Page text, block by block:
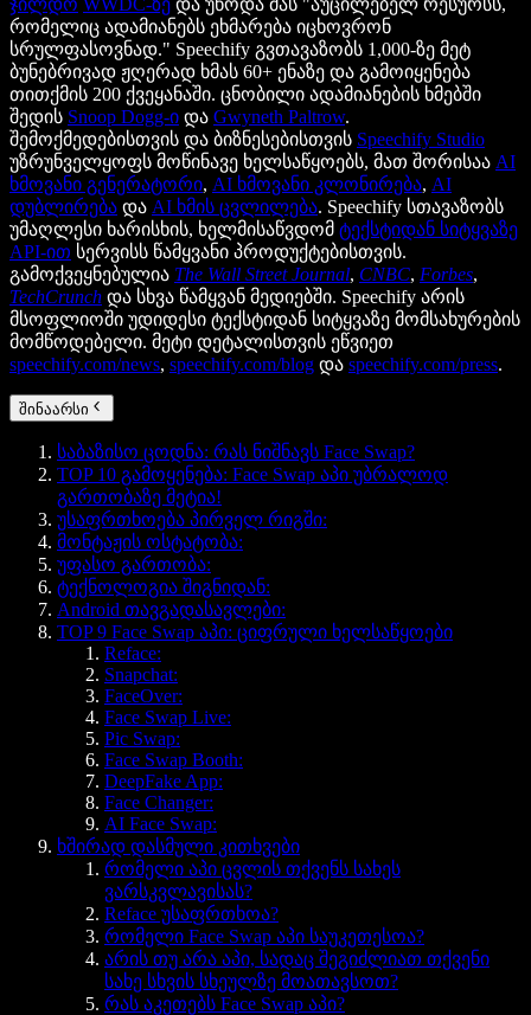
ჯილდო WWDC-ზე და უწოდა მას "აუცილებელ რესურსს,
რომელიც ადამიანებს ეხმარება იცხოვრონ
სრულფასოვნად." Speechify გვთავაზობს 1,000-ზე მეტ
ბუნებრივად ჟღერად ხმას 60+ ენაზე და გამოიყენება
თითქმის 200 ქვეყანაში. ცნობილი ადამიანების ხმებში
შედის Snoop Dogg-ი და Gwyneth Paltrow.
შემოქმედებისთვის და ბიზნესებისთვის Speechify Studio
უზრუნველყოფს მოწინავე ხელსაწყოებს, მათ შორისაა AI
ხმოვანი გენერატორი, AI ხმოვანი კლონირება, AI
დუბლირება და AI ხმის ცვლილება. Speechify სთავაზობს
უმაღლესი ხარისხის, ხელმისაწვდომ ტექსტიდან სიტყვაზე
API-ით სერვისს წამყვანი პროდუქტებისთვის.
გამოქვეყნებულია The Wall Street Journal, CNBC, Forbes,
TechCrunch და სხვა წამყვან მედიებში. Speechify არის
მსოფლიოში უდიდესი ტექსტიდან სიტყვაზე მომსახურების
მომწოდებელი. მეტი დეტალისთვის ეწვიეთ
speechify.com/news, speechify.com/blog და speechify.com/press.
შინაარსი
საბაზისო ცოდნა: რას ნიშნავს Face Swap?
TOP 10 გამოყენება: Face Swap აპი უბრალოდ
გართობაზე მეტია!
უსაფრთხოება პირველ რიგში:
მონტაჟის ოსტატობა:
უფასო გართობა:
ტექნოლოგია შიგნიდან:
Android თავგადასავლები:
TOP 9 Face Swap აპი: ციფრული ხელსაწყოები
Reface:
Snapchat:
FaceOver:
Face Swap Live:
Pic Swap:
Face Swap Booth:
DeepFake App:
Face Changer:
AI Face Swap:
ხშირად დასმული კითხვები
რომელი აპი ცვლის თქვენს სახეს
ვარსკვლავისას?
Reface უსაფრთხოა?
რომელი Face Swap აპი საუკეთესოა?
არის თუ არა აპი, სადაც შეგიძლიათ თქვენი
სახე სხვის სხეულზე მოათავსოთ?
რას აკეთებს Face Swap აპი?